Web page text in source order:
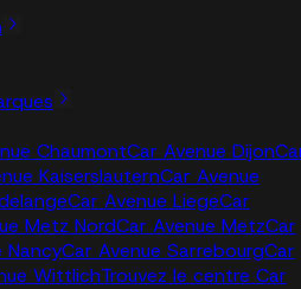
ChaumontCar Avenue Dijon
KaiserslauternCar Avenue
Car Avenue LiegeCar
Metz NordCar Avenue MetzCar
NancyCar Avenue SarrebourgCar
WittlichTrouvez le centre Car